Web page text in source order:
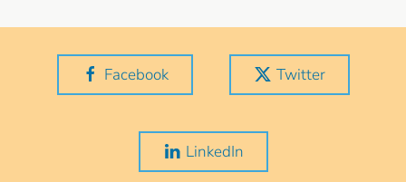
Facebook Twitter
LinkedIn